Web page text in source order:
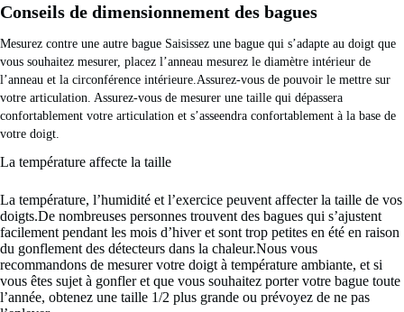
Conseils de dimensionnement des bagues
Mesurez contre une autre bague Saisissez une bague qui s’adapte au doigt que
vous souhaitez mesurer, placez l’anneau mesurez le diamètre intérieur de
l’anneau et la circonférence intérieure.Assurez-vous de pouvoir le mettre sur
votre articulation. Assurez-vous de mesurer une taille qui dépassera
confortablement votre articulation et s’asseendra confortablement à la base de
votre doigt.
La température affecte la taille
La température, l’humidité et l’exercice peuvent affecter la taille de vos
doigts.De nombreuses personnes trouvent des bagues qui s’ajustent
facilement pendant les mois d’hiver et sont trop petites en été en raison
du gonflement des détecteurs dans la chaleur.Nous vous
recommandons de mesurer votre doigt à température ambiante, et si
vous êtes sujet à gonfler et que vous souhaitez porter votre bague toute
l’année, obtenez une taille 1/2 plus grande ou prévoyez de ne pas